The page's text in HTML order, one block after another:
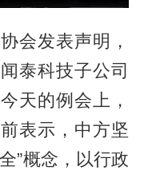
会发表声明，
泰科技子公司
天的例会上，
表示，中方坚
”概念，以行政